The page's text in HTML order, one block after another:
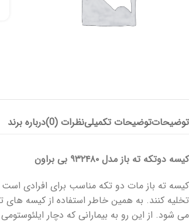
پانسمان هیدروفایبر پانسمان جاذب
هیدروکلوئید ضد بیوفیلم
چسب و فیلم شفاف پانسمان بیولوژیک
توضیحاتتوضیحات تکمیلینظرات (0) درباره برند
کیسه دوتکه ته باز مدل ۹۳۲۴۸۰ بی براون
کیسه ته باز مات دو تکه مناسب برای افرادی است
تخلیه کنند. به همین خاطر استفاده از کیسه
می شود. از این رو به بیمارانی که دچار